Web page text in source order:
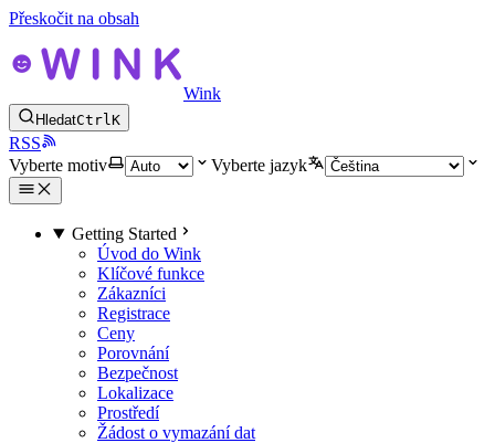
Přeskočit na obsah
Wink
HledatCtrlK
RSS
Vyberte motiv
Vyberte jazyk
Getting Started
Úvod do Wink
Klíčové funkce
Zákazníci
Registrace
Ceny
Porovnání
Bezpečnost
Lokalizace
Prostředí
Žádost o vymazání dat